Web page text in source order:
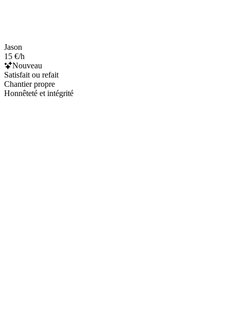
Jason
15 €/h
Nouveau
Satisfait ou refait
Chantier propre
Honnêteté et intégrité